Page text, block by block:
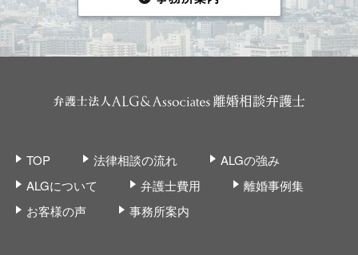
TOP 法律相談の流れ
ALGの強み
ALGについて
弁護士費用
離婚事例集
お客様の声
事務所案内